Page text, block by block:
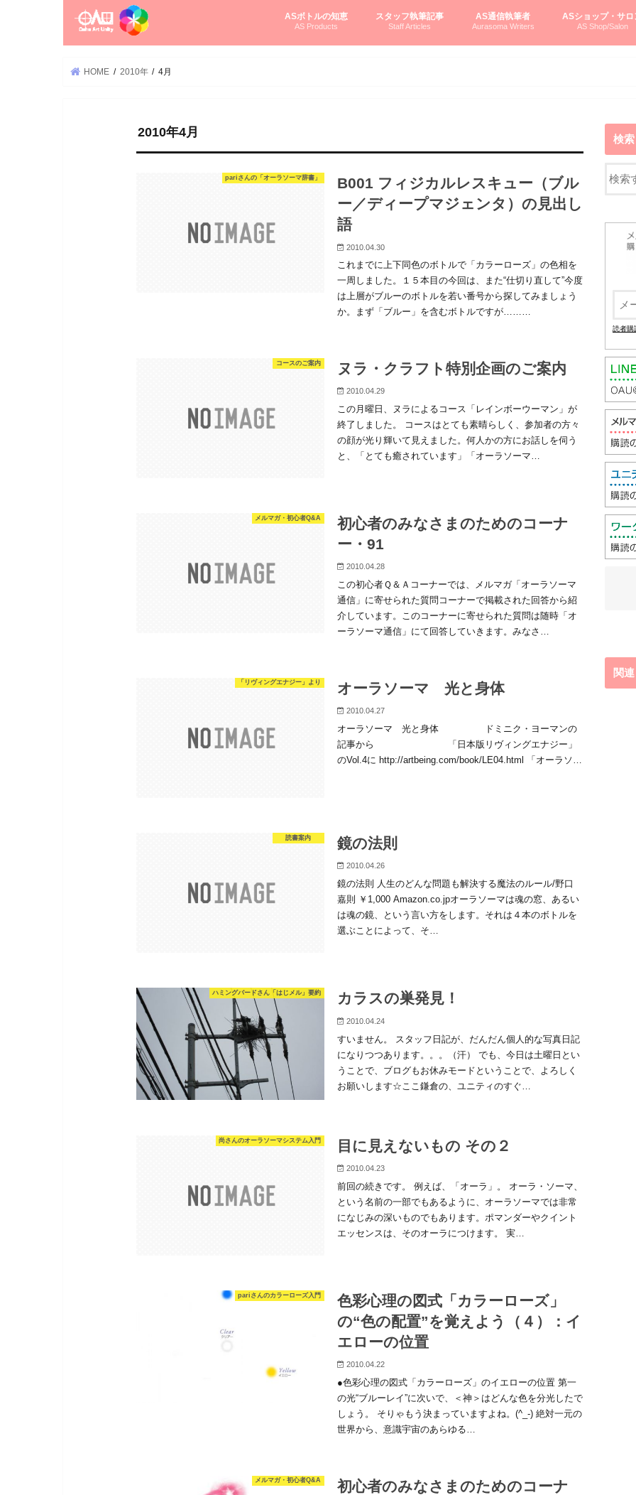
ASボトルの知恵
AS Products
スタッフ執筆記事
Staff Articles
AS通信執筆者
Aurasoma Writers
ASショップ・サロ
AS Shop/Salon
HOME 2010年 4月
2010年4月
pariさんの「オーラソーマ辞書」
B001 フィジカルレスキュー（ブル
ー／ディープマジェンタ）の見出し
語
2010.04.30
これまでに上下同色のボトルで「カラーローズ」の色相を
一周しました。１５本目の今回は、また“仕切り直して”今度
は上層がブルーのボトルを若い番号から探してみましょう
か。まず「ブルー」を含むボトルですが………
コースのご案内 ヌラ・クラフト特別企画のご案内
2010.04.29
この月曜日、ヌラによるコース「レインボーウーマン」が
終了しました。 コースはとても素晴らしく、参加者の方々
の顔が光り輝いて見えました。何人かの方にお話しを伺う
と、「とても癒されています」「オーラソーマ…
メルマガ・初心者Q&A
初心者のみなさまのためのコーナ
ー・91
2010.04.28
この初心者Ｑ＆Ａコーナーでは、メルマガ「オーラソーマ
通信」に寄せられた質問コーナーで掲載された回答から紹
介しています。このコーナーに寄せられた質問は随時「オ
ーラソーマ通信」にて回答していきます。みなさ…
「リヴィングエナジー」より オーラソーマ 光と身体
2010.04.27
オーラソーマ 光と身体 ドミニク・ヨーマンの
記事から 「日本版リヴィングエナジー」
のVol.4に http://artbeing.com/book/LE04.html 「オーラソ…
読書案内 鏡の法則
2010.04.26
鏡の法則 人生のどんな問題も解決する魔法のルール/野口
嘉則 ￥1,000 Amazon.co.jpオーラソーマは魂の窓、あるい
は魂の鏡、という言い方をします。それは４本のボトルを
選ぶことによって、そ…
ハミングバードさん「はじメル」要約 カラスの巣発見！
2010.04.24
すいません。 スタッフ日記が、だんだん個人的な写真日記
になりつつあります。。。（汗） でも、今日は土曜日とい
うことで、ブログもお休みモードということで、よろしく
お願いします☆ここ鎌倉の、ユニティのすぐ…
尚さんのオーラソーマシステム入門 目に見えないもの その２
2010.04.23
前回の続きです。 例えば、「オーラ」。 オーラ・ソーマ、
という名前の一部でもあるように、オーラソーマでは非常
になじみの深いものでもあります。ポマンダーやクイント
エッセンスは、そのオーラにつけます。 実…
pariさんのカラーローズ入門
色彩心理の図式「カラーローズ」
の“色の配置”を覚えよう（４）：イ
エローの位置
2010.04.22
●色彩心理の図式「カラーローズ」のイエローの位置 第一
の光“ブルーレイ”に次いで、＜神＞はどんな色を分光したで
しょう。 そりゃもう決まっていますよね。(^_-) 絶対一元の
世界から、意識宇宙のあらゆる…
メルマガ・初心者Q&A
初心者のみなさまのためのコーナ
検索
読者購
関